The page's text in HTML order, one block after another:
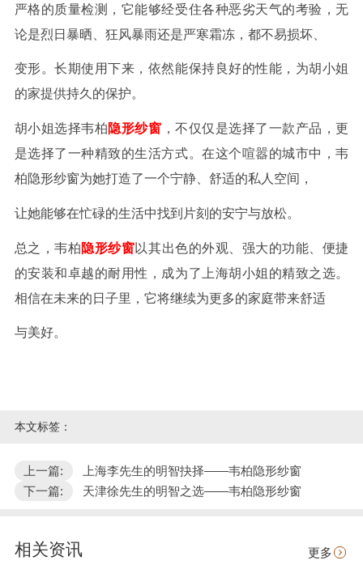
严格的质量检测，它能够经受住各种恶劣天气的考验，无
论是烈日暴晒、狂风暴雨还是严寒霜冻，都不易损坏、
变形。长期使用下来，依然能保持良好的性能，为胡小姐
的家提供持久的保护。
胡小姐选择韦柏隐形纱窗 ，不仅仅是选择了一款产品，更
是选择了一种精致的生活方式。在这个喧嚣的城市中，韦
柏隐形纱窗为她打造了一个宁静、舒适的私人空间，
让她能够在忙碌的生活中找到片刻的安宁与放松。
总之，韦柏隐形纱窗以其出色的外观、强大的功能、便捷
的安装和卓越的耐用性，成为了上海胡小姐的精致之选。
相信在未来的日子里，它将继续为更多的家庭带来舒适
与美好。
本文标签：
上一篇:
上海李先生的明智抉择——韦柏隐形纱窗
下一篇:
天津徐先生的明智之选——韦柏隐形纱窗
相关资讯 更多